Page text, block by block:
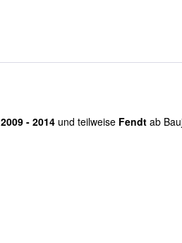
2009 - 2014 und teilweise Fendt ab